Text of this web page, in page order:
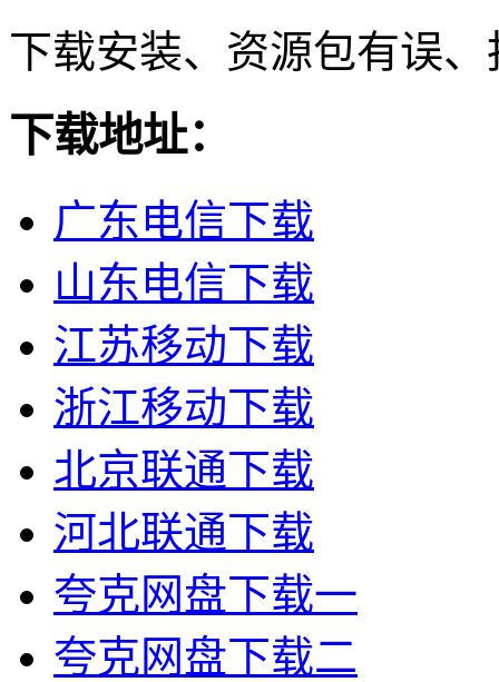
下载安装、资源包有误
下载地址：
广东电信下载
山东电信下载
江苏移动下载
浙江移动下载
北京联通下载
河北联通下载
夸克网盘下载一
夸克网盘下载二